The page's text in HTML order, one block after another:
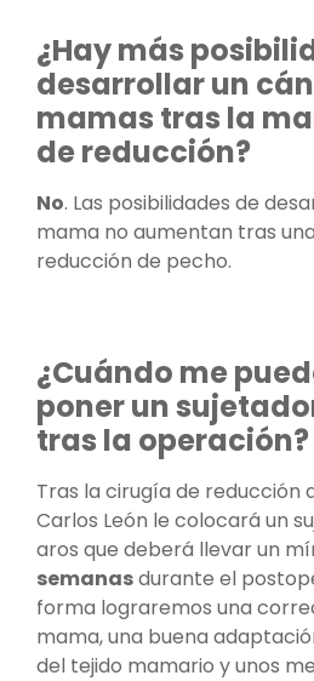
¿Hay más
desarrollar un
mamas tras la
de reducción?
No. Las posibilidades de
mama no aumentan tras
reducción de pecho.
¿Cuándo me
poner un
tras la operación?
Tras la cirugía de reducción
Carlos León le colocará un
aros que deberá llevar un
semanasdurante el
forma lograremos una
mama, una buena
del tejido mamario y unos